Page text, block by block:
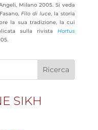
Milano 2005. Si veda
Filo di luce, la storia
la sua tradizione, la cui
sulla rivistaHortus
SIKH